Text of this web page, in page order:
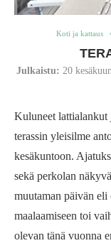
Koti ja kattaus
Julkaistu: 20
Kuluneet lattialankut
terassin yleisilme
kesäkuntoon.
sekä perkolan
muutaman päivän
maalaamiseen toi
olevan tänä vuonna